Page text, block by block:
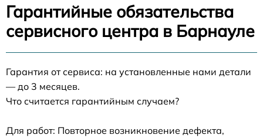
Гарантийные обязательства
сервисного центра в Барнауле
Гарантия от сервиса: на установленные нами детали
— до 3 месяцев.
Что считается гарантийным случаем?
Для работ: Повторное возникновение дефекта,